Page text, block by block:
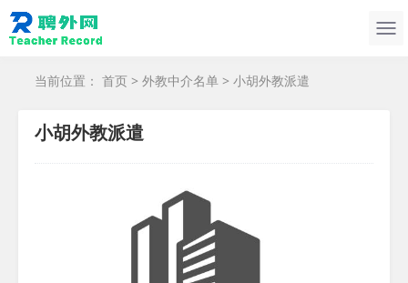
当前位置： 首页 > 外教中介名单 > 小胡外教派遣
小胡外教派遣